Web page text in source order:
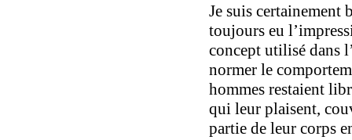
Je suis certainement
toujours eu
concept utilisé dans
normer le
hommes restaient
qui leur plaisent,
partie de leur corps